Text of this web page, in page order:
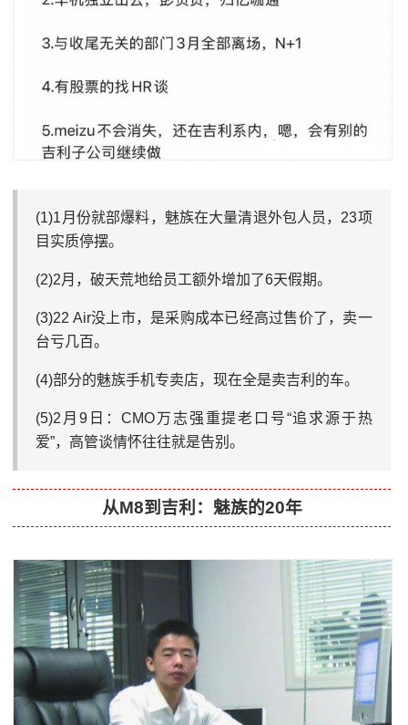
(1)1月份就部爆料，魅族在大量清退外包人员，23项
目实质停摆。
(2)2月，破天荒地给员工额外增加了6天假期。
(3)22 Air没上市，是采购成本已经高过售价了，卖一
台亏几百。
(4)部分的魅族手机专卖店，现在全是卖吉利的车。
(5)2月9日：CMO万志强重提老口号“追求源于热
爱”，高管谈情怀往往就是告别。
从M8到吉利：魅族的20年